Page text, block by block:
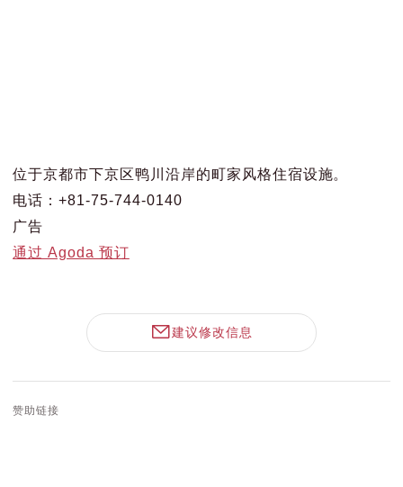
位于京都市下京区鸭川沿岸的町家风格住宿设施。
电话：+81-75-744-0140
广告
通过 Agoda 预订
建议修改信息
赞助链接